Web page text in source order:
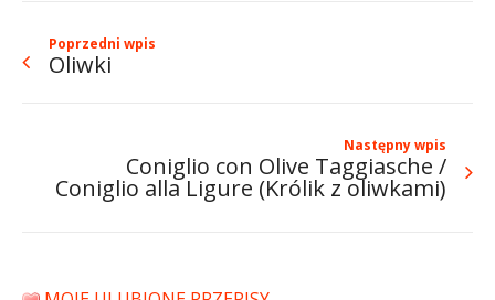
Poprzedni wpis
Oliwki
Następny wpis
Coniglio con Olive Taggiasche /
Coniglio alla Ligure (Królik z oliwkami)